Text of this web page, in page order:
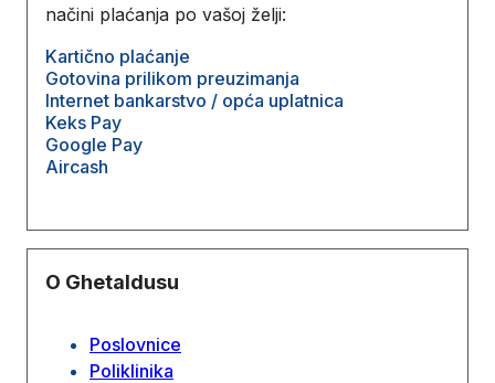
načini plaćanja po vašoj želji:
Kartično plaćanje
Gotovina prilikom preuzimanja
Internet bankarstvo / opća uplatnica
Keks Pay
Google Pay
Aircash
O Ghetaldusu
Poslovnice
Poliklinika